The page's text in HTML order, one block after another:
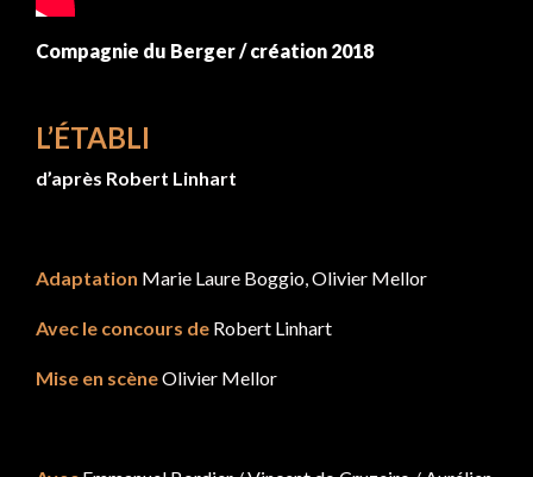
Compagnie du Berger / création 2018
L’ÉTABLI
d’après Robert Linhart
Adaptation Marie Laure Boggio, Olivier Mellor
Avec le concours de Robert Linhart
Mise en scèneOlivier Mellor